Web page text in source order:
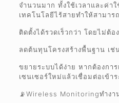
จำนวนมาก ทั้งใช้เวลาและค่า
เทคโนโลยีไร้สายทำให้สามารถ
ติดตั้งได้รวดเร็วกว่า โดยไม่ต้อ
ลดต้นทุนโครงสร้างพื้นฐาน เช่
ขยายระบบได้ง่าย หากต้องกา
เซนเซอร์ใหม่แล้วเชื่อมต่อเข้า
📡Wireless Monitoringทำงา